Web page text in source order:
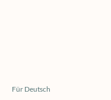
Für Deutsch